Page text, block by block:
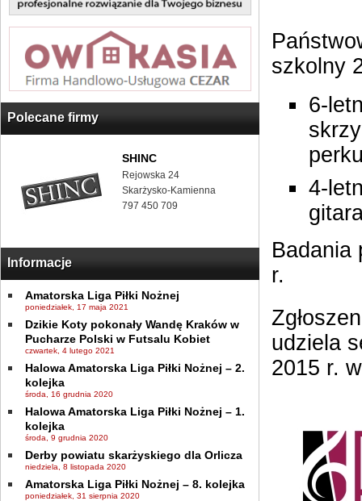
Polecane firmy
SHINC
Rejowska 24
Skarżysko-Kamienna
797 450 709
Informacje
Amatorska Liga Piłki Nożnej
poniedziałek, 17 maja 2021
Dzikie Koty pokonały Wandę Kraków w
Pucharze Polski w Futsalu Kobiet
czwartek, 4 lutego 2021
Halowa Amatorska Liga Piłki Nożnej – 2.
kolejka
środa, 16 grudnia 2020
Halowa Amatorska Liga Piłki Nożnej – 1.
kolejka
środa, 9 grudnia 2020
Derby powiatu skarżyskiego dla Orlicza
niedziela, 8 listopada 2020
Amatorska Liga Piłki Nożnej – 8. kolejka
poniedziałek, 31 sierpnia 2020
szkolny
6-
4-
Badania
r.
udziela
2015 r.